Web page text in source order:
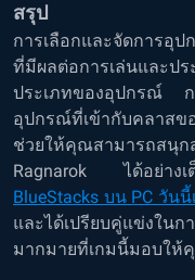
สรุป
การเลือกและจัดการอุ
ที่มีผลต่อการเล่นและป
ประเภทของอุปกรณ์ ก
อุปกรณ์ที่เข้ากับคลาสข
ช่วยให้คุณสามารถสนุ
Ragnarok ได้อย่า
BlueStacks บน PC วัน
และได้เปรียบคู่แข่งในก
มากมายที่เกมนี้มอบให้